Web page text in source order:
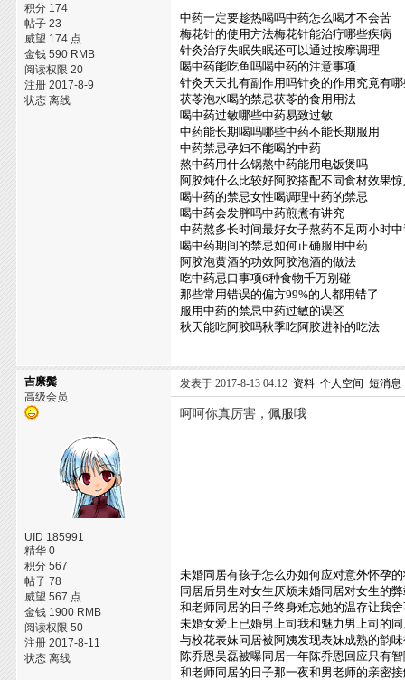
积分 174
帖子 23
威望 174 点
金钱 590 RMB
阅读权限 20
注册 2017-8-9
状态 离线
中药一定要趁热喝吗中药怎么喝才不会苦
梅花针的使用方法梅花针能治疗哪些疾病
针灸治疗失眠失眠还可以通过按摩调理
喝中药能吃鱼吗喝中药的注意事项
针灸天天扎有副作用吗针灸的作用究竟有
茯苓泡水喝的禁忌茯苓的食用用法
喝中药过敏哪些中药易致过敏
中药能长期喝吗哪些中药不能长期服用
中药禁忌孕妇不能喝的中药
熬中药用什么锅熬中药能用电饭煲吗
阿胶炖什么比较好阿胶搭配不同食材效果
喝中药的禁忌女性喝调理中药的禁忌
喝中药会发胖吗中药煎煮有讲究
中药熬多长时间最好女子熬药不足两小时
喝中药期间的禁忌如何正确服用中药
阿胶泡黄酒的功效阿胶泡酒的做法
吃中药忌口事项6种食物千万别碰
那些常用错误的偏方99%的人都用错了
服用中药的禁忌中药过敏的误区
秋天能吃阿胶吗秋季吃阿胶进补的吃法
吉縻鬓
高级会员
UID 185991
精华 0
积分 567
帖子 78
威望 567 点
金钱 1900 RMB
阅读权限 50
注册 2017-8-11
状态 离线
发表于 2017-8-13 04:12 资料 个人空间 短消息
呵呵你真厉害，佩服哦
未婚同居有孩子怎么办如何应对意外怀孕
同居后男生对女生厌烦未婚同居对女生的
和老师同居的日子终身难忘她的温存让我
未婚女爱上已婚男上司我和魅力男上司的
与校花表妹同居被阿姨发现表妹成熟的韵
陈乔恩吴磊被曝同居一年陈乔恩回应只有
和老师同居的日子那一夜和男老师的亲密